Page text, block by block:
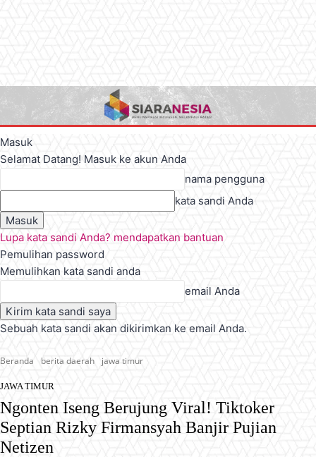
Masuk
Selamat Datang! Masuk ke akun Anda
nama pengguna
kata sandi Anda
Lupa kata sandi Anda? mendapatkan bantuan
Pemulihan password
Memulihkan kata sandi anda
email Anda
Sebuah kata sandi akan dikirimkan ke email Anda.
Beranda berita daerah jawa timur
JAWA TIMUR
Ngonten Iseng Berujung Viral! Tiktoker
Septian Rizky Firmansyah Banjir Pujian
Netizen